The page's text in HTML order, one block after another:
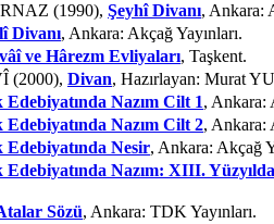
(1990), Şeyhî Divanı, Ankara:
Divanı, Ankara: Akçağ Yayınları.
ve Hârezm Evliyaları, Taşkent.
(2000), Divan, Hazırlayan: Murat
Nazım Cilt 1, Ankara:
Nazım Cilt 2, Ankara:
Nesir, Ankara: Akçağ
Nazım: XIII.
Sözü, Ankara: TDK Yayınları.